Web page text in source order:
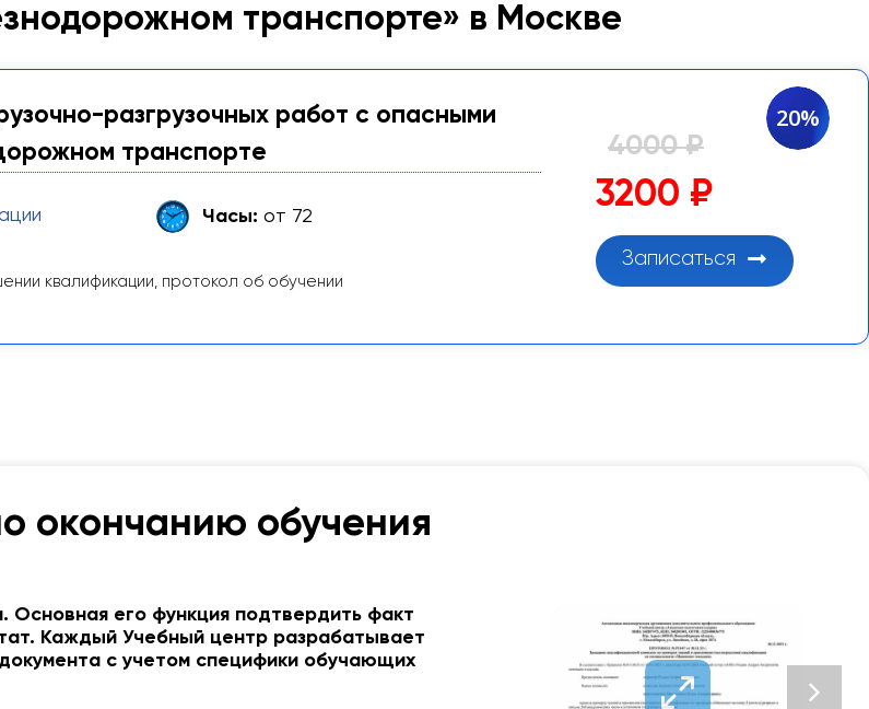
транспорте» в Москве
разгрузочных работ с опасными
транспорте
Часы: от 72
квалификации, протокол об обучении
20%
4000 ₽
3200 ₽
Записаться
окончанию обучения
Основная его функция подтвердить факт
Каждый Учебный центр разрабатывает
с учетом специфики обучающих